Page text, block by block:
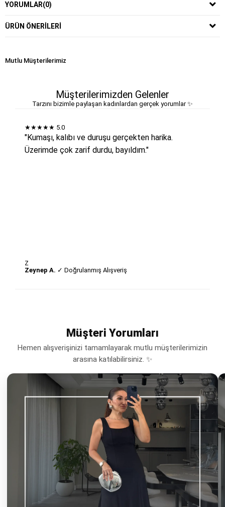
YORUMLAR(0)
ÜRÜN ÖNERILERI
Mutlu Müşterilerimiz
Müşterilerimizden Gelenler
Tarzını bizimle paylaşan kadınlardan gerçek yorumlar ✨
★★★★★ 5.0
"Kumaşı, kalıbı ve duruşu gerçekten harika.
Üzerimde çok zarif durdu, bayıldım."
Z
Zeynep A. ✓ Doğrulanmış Alışveriş
Müşteri Yorumları
Hemen alışverişinizi tamamlayarak mutlu müşterilerimizin
arasına katılabilirsiniz. ✨